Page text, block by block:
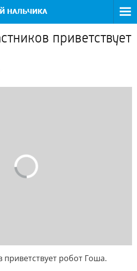
приветствует
приветствует робот Гоша.